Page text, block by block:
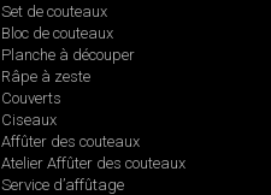
Set de couteaux
Bloc de couteaux
Planche à découper
Râpe à zeste
Couverts
Ciseaux
Affûter des couteaux
Atelier Affûter des couteaux
Service d’affûtage